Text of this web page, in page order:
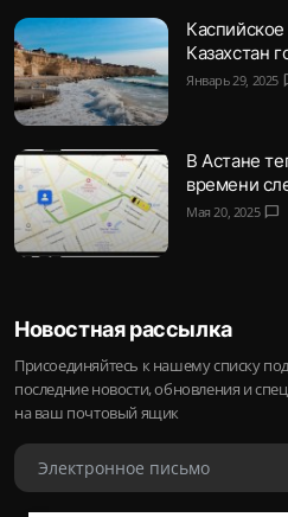
Казахстан
Январь 29, 2025
В Астане
времени
Мая 20, 2025 chat_bubble
Новостная рассылка
Присоединяйтесь к нашему списку
последние новости, обновления и
на ваш почтовый ящик